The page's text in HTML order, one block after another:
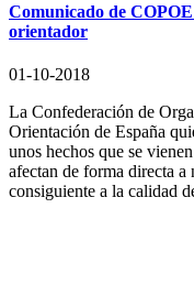
Comunicado de
orientador
01-10-2018
La Confederación de
Orientación de España
unos hechos que se
afectan de forma directa
consiguiente a la calidad